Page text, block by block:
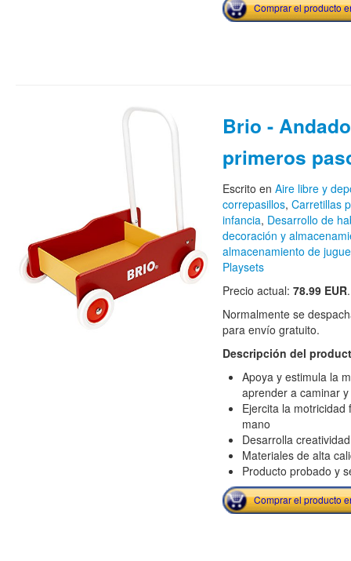
Comprar el producto
Brio -
primeros
Escrito en Aire libre y
correpasillos, Carretillas
infancia, Desarrollo de
decoración y
almacenamiento de
Playsets
Precio actual: 78.99 EUR
Normalmente se
para envío gratuito.
Descripción del
Apoya y estimula la
aprender a caminar
Ejercita la
mano
Desarrolla
Materiales de alta
Producto probado y
Comprar el producto